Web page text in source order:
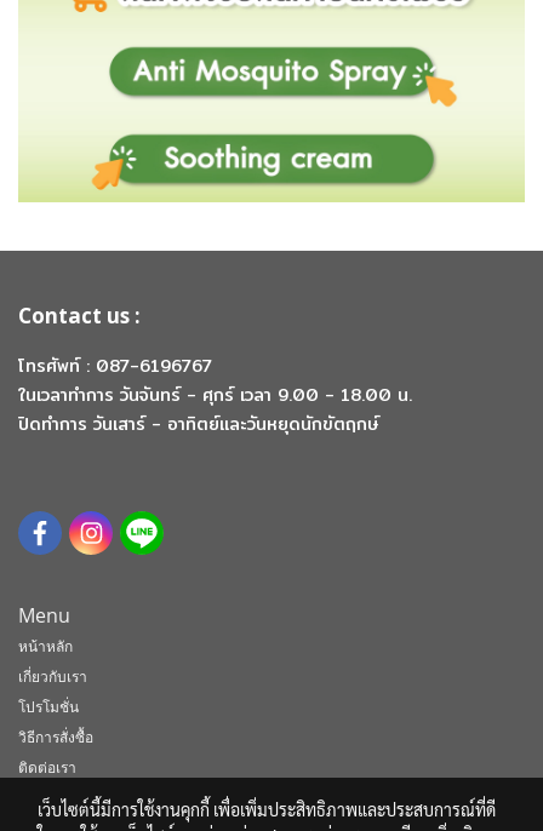
Contact us :
โทรศัพท์ : 087-6196767
ในเวลาทำการ วันจันทร์ - ศุกร์ เวลา 9.00 - 18.00 น.
ปิดทำการ วันเสาร์ - อาทิตย์และวันหยุดนักขัตฤกษ์
Menu
หน้าหลัก
เกี่ยวกับเรา
โปรโมชั่น
วิธีการสั่งซื้อ
ติดต่อเรา
เว็บไซต์นี้มีการใช้งานคุกกี้ เพื่อเพิ่มประสิทธิภาพและประสบการณ์ที่ดี